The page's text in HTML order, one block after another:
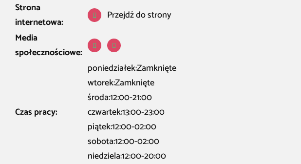
Strona
internetowa:
Przejdź do strony
Media
społecznościowe:
Czas pracy:
poniedziałek:Zamknięte
wtorek:Zamknięte
środa:12:00-21:00
czwartek:13:00-23:00
piątek:12:00-02:00
sobota:12:00-02:00
niedziela:12:00-20:00